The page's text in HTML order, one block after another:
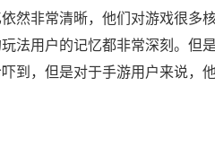
然非常清晰，他们对游戏很多
法用户的记忆都非常深刻。但
到，但是对于手游用户来说，